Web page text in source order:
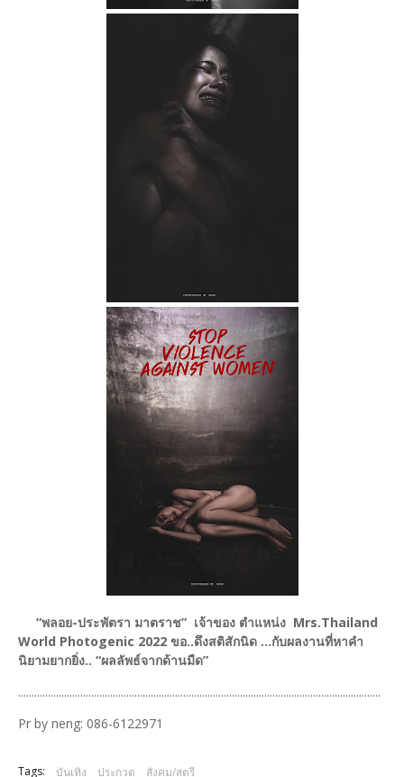
“พลอย-ประพัตรา มาตราช” เจ้าของ ตำแหน่ง Mrs.Thailand
World Photogenic 2022 ขอ..ดึงสติสักนิด ...กับผลงานที่หาคำ
นิยามยากยิ่ง.. “ผลลัพธ์จากด้านมืด”
......................................................................................................................................
Pr by neng: 086-6122971
Tags: บันเทิง ประกวด สังคม/สตรี